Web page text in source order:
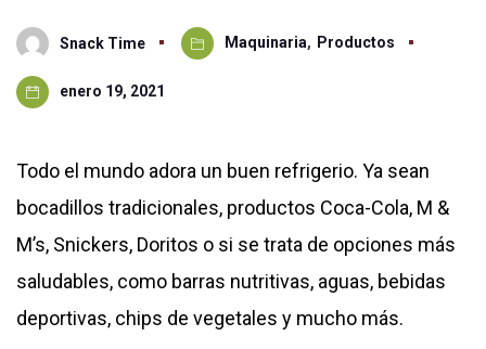
Snack Time Maquinaria, Productos
enero 19, 2021
Todo el mundo adora un buen refrigerio. Ya sean
bocadillos tradicionales, productos Coca-Cola, M &
M’s, Snickers, Doritos o si se trata de opciones más
saludables, como barras nutritivas, aguas, bebidas
deportivas, chips de vegetales y mucho más.